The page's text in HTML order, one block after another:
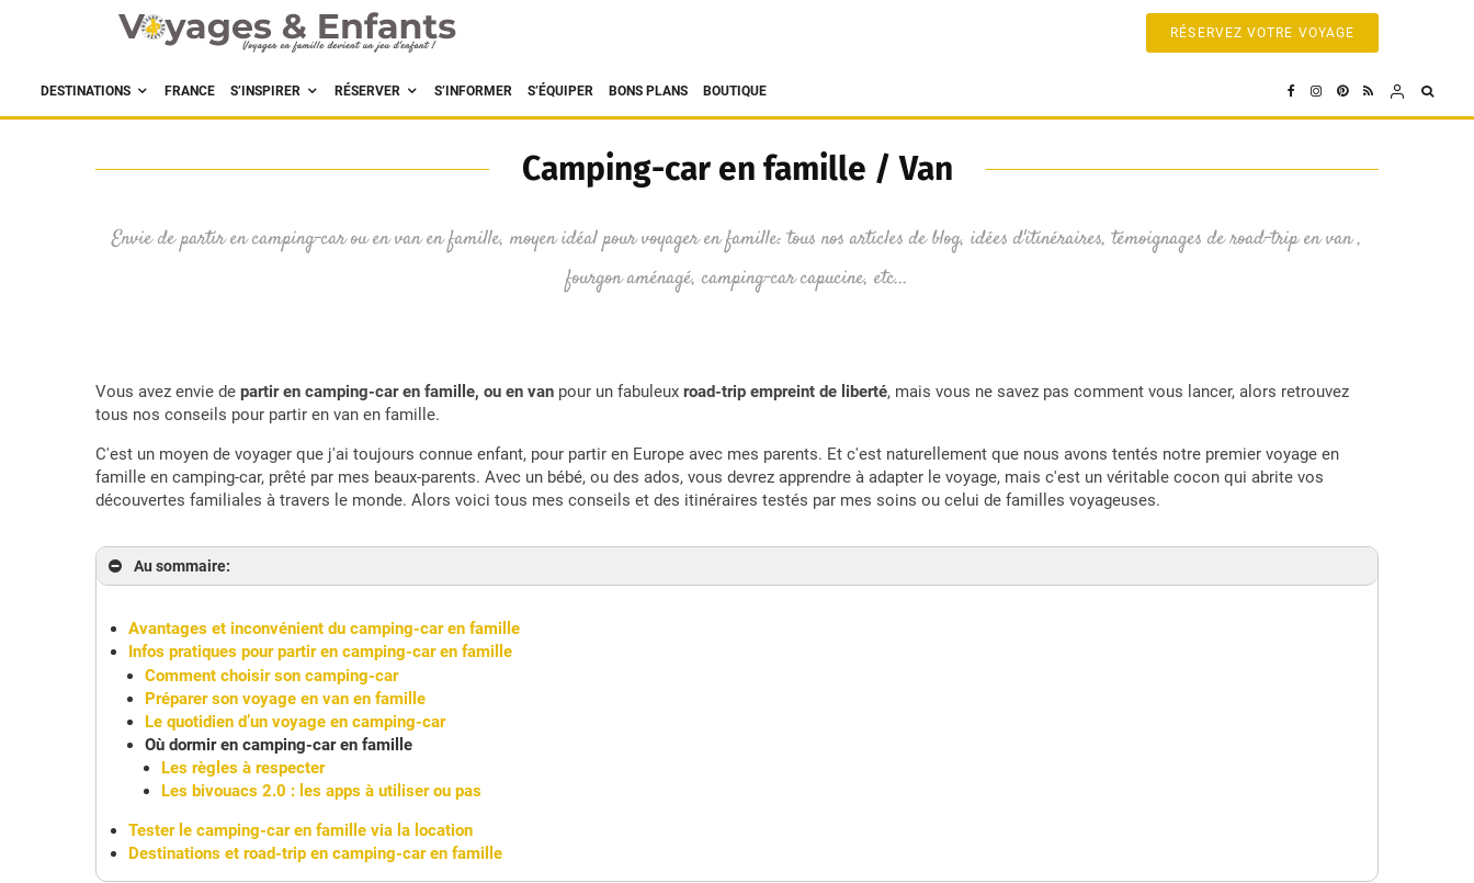
RÉSERVEZ VOTRE VOYAGE
DESTINATIONS FRANCE S’INSPIRER RÉSERVER S’INFORMER S’ÉQUIPER BONS PLANS BOUTIQUE
Camping-car en famille / Van
Envie de partir en camping-car ou en van en famille, moyen idéal pour voyager en famille: tous nos articles de blog, idées d'itinéraires, témoignages de road-trip en van ,
fourgon aménagé, camping-car capucine, etc...
Vous avez envie de partir en camping-car en famille, ou en van pour un fabuleux road-trip empreint de liberté, mais vous ne savez pas comment vous lancer, alors retrouvez
tous nos conseils pour partir en van en famille.
C'est un moyen de voyager que j'ai toujours connue enfant, pour partir en Europe avec mes parents. Et c'est naturellement que nous avons tentés notre premier voyage en
famille en camping-car, prêté par mes beaux-parents. Avec un bébé, ou des ados, vous devrez apprendre à adapter le voyage, mais c'est un véritable cocon qui abrite vos
découvertes familiales à travers le monde. Alors voici tous mes conseils et des itinéraires testés par mes soins ou celui de familles voyageuses.
Au sommaire:
Avantages et inconvénient du camping-car en famille
Infos pratiques pour partir en camping-car en famille
Comment choisir son camping-car
Préparer son voyage en van en famille
Le quotidien d’un voyage en camping-car
Où dormir en camping-car en famille
Les règles à respecter
Les bivouacs 2.0 : les apps à utiliser ou pas
Tester le camping-car en famille via la location
Destinations et road-trip en camping-car en famille